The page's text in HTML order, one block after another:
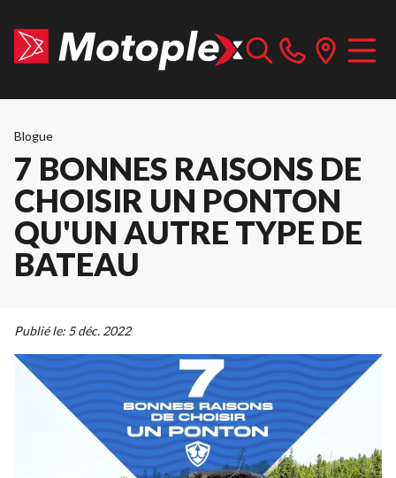
Blogue
7 BONNES RAISONS DE
CHOISIR UN PONTON
QU'UN AUTRE TYPE DE
BATEAU
Publié le: 5 déc. 2022